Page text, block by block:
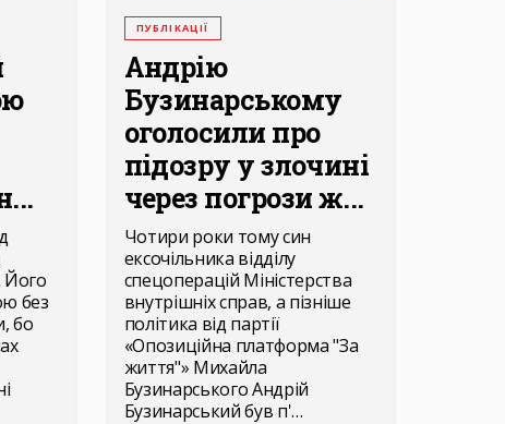
Його
без
бо
ПУБЛІКАЦІЇ
Андрію
Бузинарському
оголосили про
підозру у злочині
через погрози ж...
Чотири роки тому син
ексочільника відділу
спецоперацій Міністерства
внутрішніх справ, а пізніше
політика від партії
«Опозиційна платформа "За
життя"» Михайла
Бузинарського Андрій
Бузинарський був п'…